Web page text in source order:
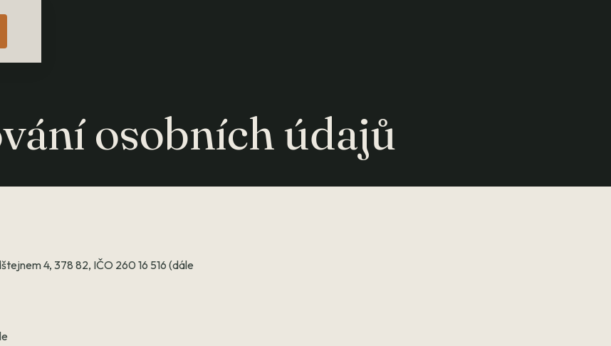
osobních údajů
4, 378 82, IČO 260 16 516 (dále